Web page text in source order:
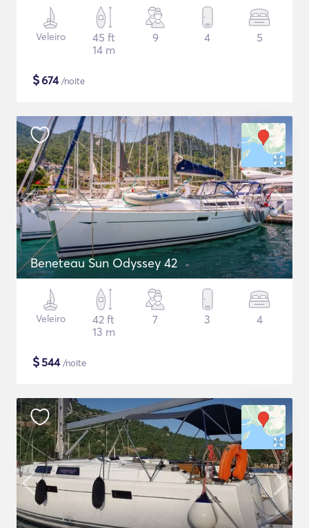
Veleiro
45 ft
14 m
9 4 5
$674/noite
Beneteau Sun Odyssey 42
Veleiro
42 ft
13 m
7 3 4
$544/noite